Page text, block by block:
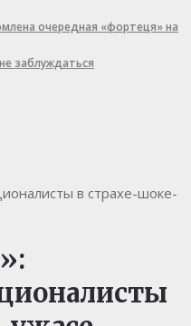
очередная «фортеця» на
заблуждаться
в страхе-шоке-